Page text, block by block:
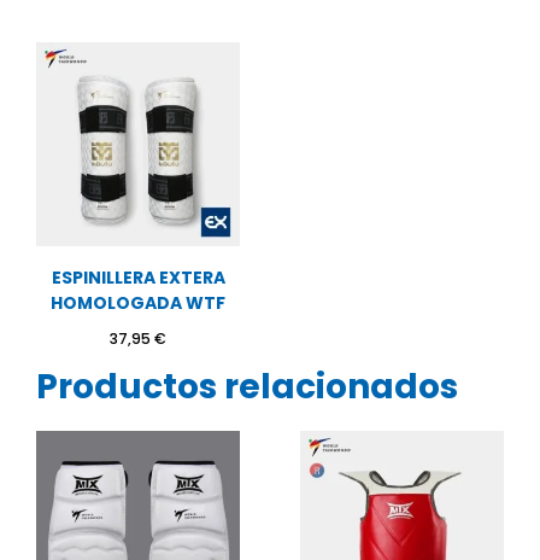
ESPINILLERA EXTERA
HOMOLOGADA WTF
37,95 €
Productos relacionados